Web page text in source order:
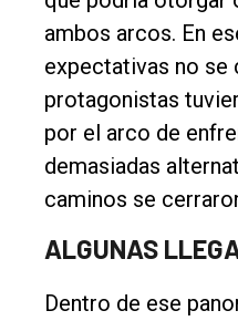
Política
Cultura
Entrevistas
Rural
Deportes
Edición
Empresa
ambos arcos. En
expectativas no se
protagonistas
por el arco de
demasiadas
caminos se
ALGUNAS
Dentro de ese